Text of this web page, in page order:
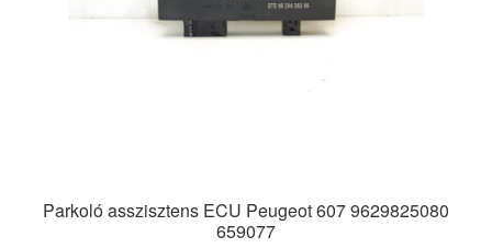
Parkoló asszisztens ECU Peugeot 607 9629825080
659077